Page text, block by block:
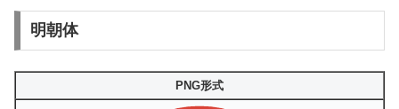
明朝体
PNG形式